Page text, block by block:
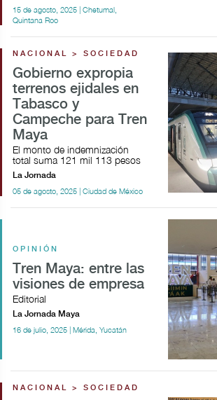
15 de agosto, 2025 | Chetumal,
Quintana Roo
NACIONAL > SOCIEDAD
Gobierno expropia
terrenos ejidales en
Tabasco y
Campeche para Tren
Maya
El monto de indemnización
total suma 121 mil 113 pesos
La Jornada
05 de agosto, 2025 | Ciudad de México
OPINIÓN
Tren Maya: entre las
visiones de empresa
Editorial
La Jornada Maya
16 de julio, 2025 | Mérida, Yucatán
NACIONAL > SOCIEDAD